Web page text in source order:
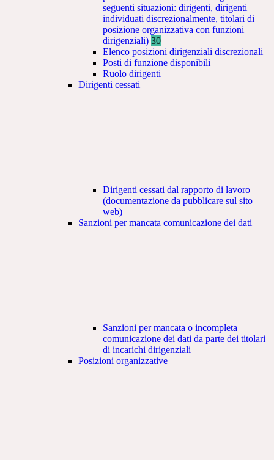
seguenti situazioni: dirigenti, dirigenti
individuati discrezionalmente, titolari di
posizione organizzativa con funzioni
dirigenziali) 30
Elenco posizioni dirigenziali discrezionali
Posti di funzione disponibili
Ruolo dirigenti
Dirigenti cessati
Dirigenti cessati dal rapporto di lavoro
(documentazione da pubblicare sul sito
web)
Sanzioni per mancata comunicazione dei dati
Sanzioni per mancata o incompleta
comunicazione dei dati da parte dei titolari
di incarichi dirigenziali
Posizioni organizzative